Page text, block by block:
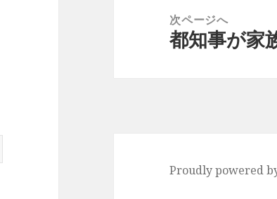
次ページへ
次
都知事が家
Proudly powered